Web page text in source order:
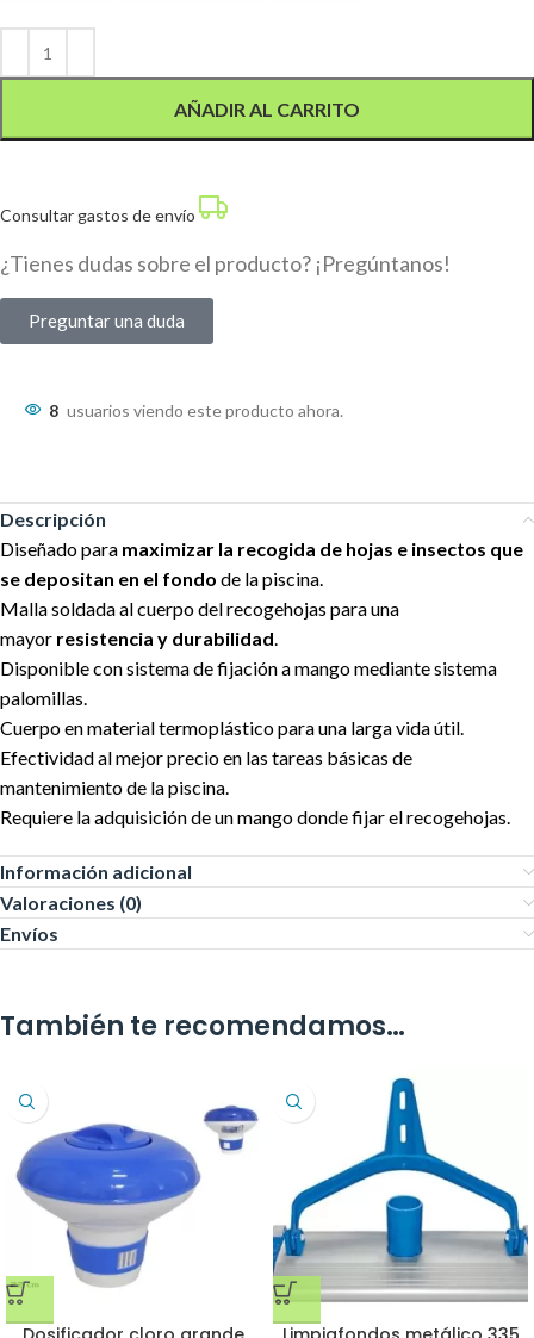
AÑADIR AL CARRITO
Consultar gastos de envío
¿Tienes dudas sobre el producto? ¡Pregúntanos!
Preguntar una duda
8 usuarios viendo este producto ahora.
Descripción
Diseñado para maximizar la recogida de hojas e insectos que
se depositan en el fondo de la piscina.
Malla soldada al cuerpo del recogehojas para una
mayor resistencia y durabilidad.
Disponible con sistema de fijación a mango mediante sistema
palomillas.
Cuerpo en material termoplástico para una larga vida útil.
Efectividad al mejor precio en las tareas básicas de
mantenimiento de la piscina.
Requiere la adquisición de un mango donde fijar el recogehojas.
Información adicional
Valoraciones (0)
Envíos
También te recomendamos…